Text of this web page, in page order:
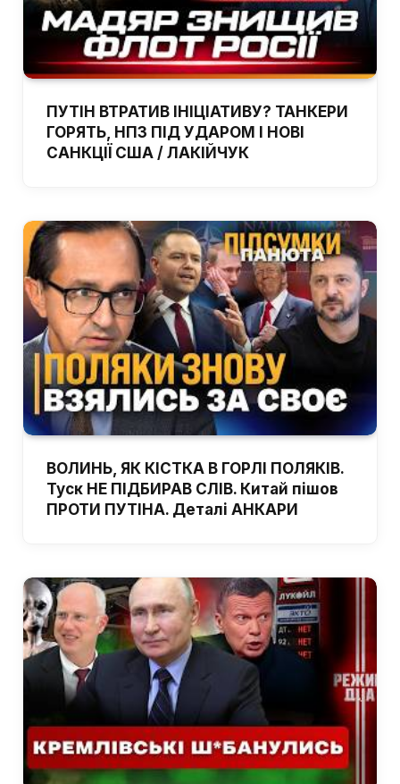
ПУТІН ВТРАТИВ ІНІЦІАТИВУ? ТАНКЕРИ
ГОРЯТЬ, НПЗ ПІД УДАРОМ І НОВІ
САНКЦІЇ США / ЛАКІЙЧУК
ВОЛИНЬ, ЯК КІСТКА В ГОРЛІ ПОЛЯКІВ.
Туск НЕ ПІДБИРАВ СЛІВ. Китай пішов
ПРОТИ ПУТІНА. Деталі АНКАРИ